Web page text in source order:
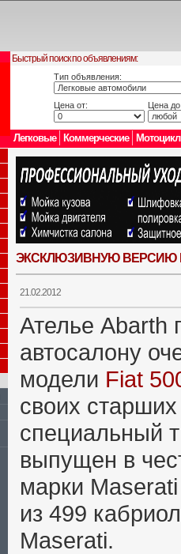
Быстрый поиск по объявлениям:
Тип объявления:
Цена от: Цена
Легковые Коммерческие
ЭКСКЛЮЗИВНУЮ ВЕРСИЮ
21.02.2012
Ателье Abarth
автосалону
модели Fiat
своих
специальный
выпущен в
марки
из 499
Maserati.